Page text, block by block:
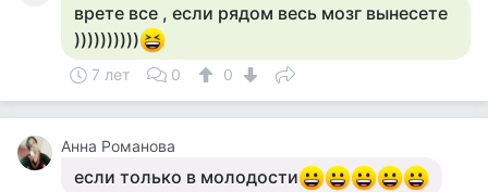
врете все , если рядом весь мозг вынесете
))))))))))
7 лет 0 0
Анна Романова
если только в молодости